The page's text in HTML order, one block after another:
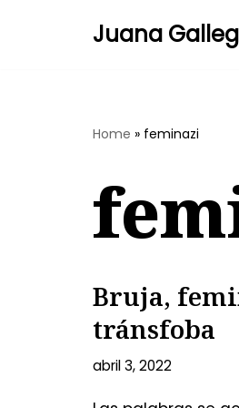
Juana
Home » feminazi
Bruja,
tránsfoba
abril 3, 2022